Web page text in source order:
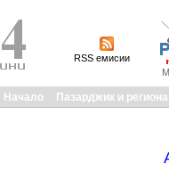
RSS емисии
Начало Пазарджик и региона